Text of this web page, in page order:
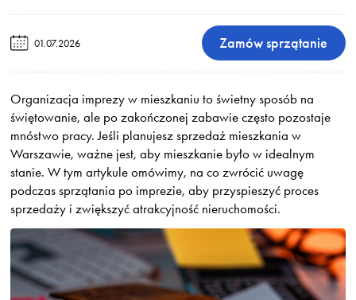
01.07.2026 Zamów sprzątanie
Organizacja imprezy w mieszkaniu to świetny sposób na
świętowanie, ale po zakończonej zabawie często pozostaje
mnóstwo pracy. Jeśli planujesz sprzedaż mieszkania w
Warszawie, ważne jest, aby mieszkanie było w idealnym
stanie. W tym artykule omówimy, na co zwrócić uwagę
podczas sprzątania po imprezie, aby przyspieszyć proces
sprzedaży i zwiększyć atrakcyjność nieruchomości.